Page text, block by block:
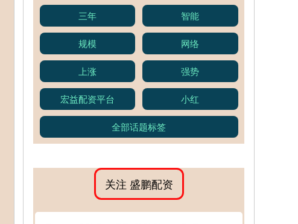
三年 智能
规模 网络
上涨 强势
宏益配资平台 小红
全部话题标签
关注 盛鹏配资